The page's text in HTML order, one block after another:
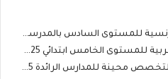
السادس بالمدرسة الرائدة 2025
الخامس ابتدائي 2025 - المدرسة الرائدة
الرائدة 2025– جميع المستويات الابتدائية